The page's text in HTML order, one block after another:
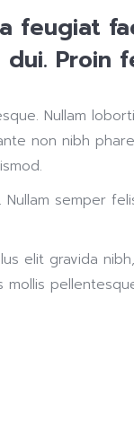
feugiat
Proin
Nullam
non nibh
semper
elit gravida